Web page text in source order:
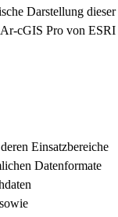
Darstellung dieser
cGIS Pro von ESRI
Einsatzbereiche
Datenformate